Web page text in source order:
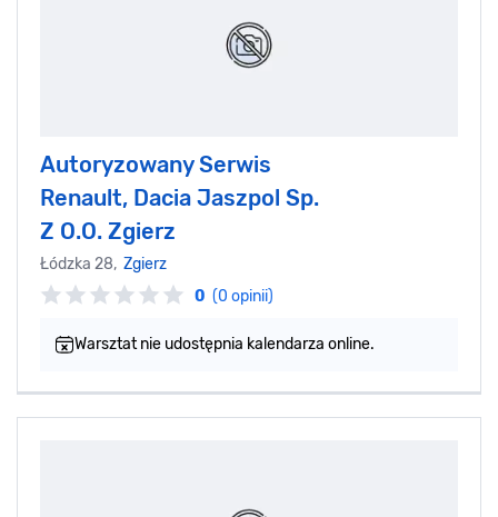
Autoryzowany Serwis
Renault, Dacia Jaszpol Sp.
Z O.O. Zgierz
Łódzka 28, Zgierz
0 (0 opinii)
Warsztat nie udostępnia kalendarza online.